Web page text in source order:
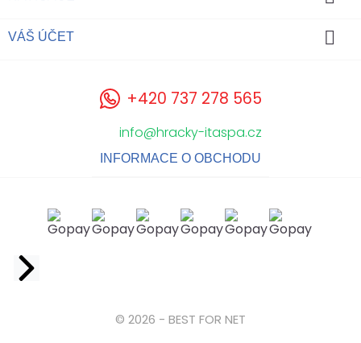
VÁŠ ÚČET 
+420 737 278 565
info@hracky-itaspa.cz
INFORMACE O OBCHODU
© 2026 - BEST FOR NET